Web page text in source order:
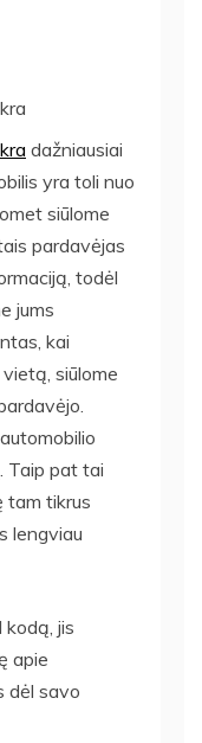
dažniausiai
yra toli nuo
siūlome
pardavėjas
todėl
jums
kai
siūlome
Taip pat tai
tam tikrus
lengviau
kodą, jis
apie
dėl savo